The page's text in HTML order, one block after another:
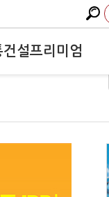
건설프리미엄